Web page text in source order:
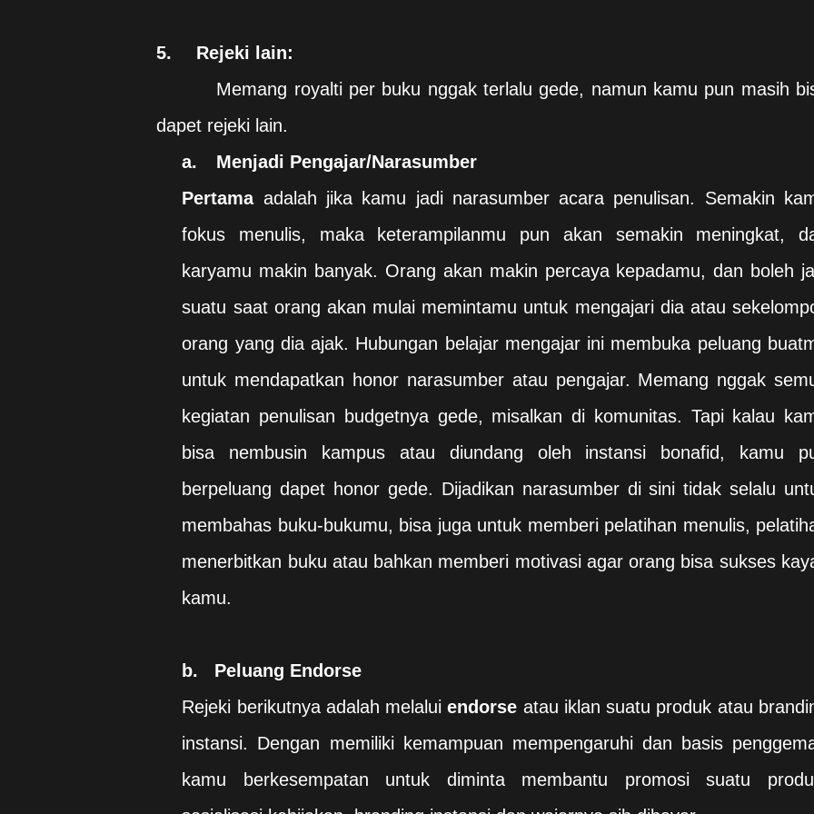
5.
Rejeki lain:
Memang royalti per buku nggak terlalu gede, namun kamu pun masih
dapet rejeki lain.
a.
Menjadi Pengajar/Narasumber
Pertamaadalah jika kamu jadi narasumber acara penulisan. Semakin
fokus menulis, maka keterampilanmu pun akan semakin meningkat,
karyamu makin banyak. Orang akan makin percaya kepadamu, dan boleh
suatu saat orang akan mulai memintamu untuk mengajari dia atau
orang yang dia ajak. Hubungan belajar mengajar ini membuka peluang
untuk mendapatkan honor narasumber atau pengajar. Memang nggak
kegiatan penulisan budgetnya gede, misalkan di komunitas. Tapi kalau
bisa nembusin kampus atau diundang oleh instansi bonafid, kamu
berpeluang dapet honor gede. Dijadikan narasumber di sini tidak selalu
membahas buku-bukumu, bisa juga untuk memberi pelatihan menulis,
menerbitkan buku atau bahkan memberi motivasi agar orang bisa sukses
kamu.
b.
Peluang Endorse
Rejeki berikutnya adalah melaluiendorse atau iklan suatu produk atau
instansi. Dengan memiliki kemampuan mempengaruhi dan basis
kamu berkesempatan untuk diminta membantu promosi suatu